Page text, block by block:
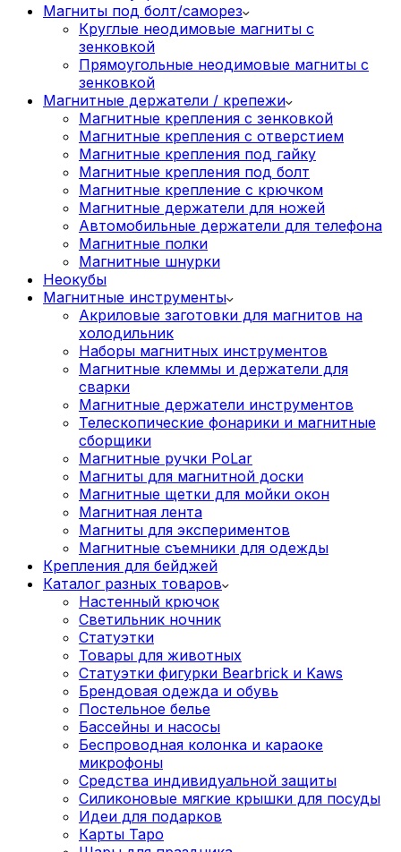
Магниты под болт/саморез
Круглые неодимовые магниты с
зенковкой
Прямоугольные неодимовые магниты с
зенковкой
Магнитные держатели / крепежи
Магнитные крепления с зенковкой
Магнитные крепления с отверстием
Магнитные крепления под гайку
Магнитные крепления под болт
Магнитные крепление с крючком
Магнитные держатели для ножей
Автомобильные держатели для телефона
Магнитные полки
Магнитные шнурки
Неокубы
Магнитные инструменты
Акриловые заготовки для магнитов на
холодильник
Наборы магнитных инструментов
Магнитные клеммы и держатели для
сварки
Магнитные держатели инструментов
Телескопические фонарики и магнитные
сборщики
Магнитные ручки PoLar
Магниты для магнитной доски
Магнитные щетки для мойки окон
Магнитная лента
Магниты для экспериментов
Магнитные съемники для одежды
Крепления для бейджей
Каталог разных товаров
Настенный крючок
Светильник ночник
Статуэтки
Товары для животных
Статуэтки фигурки Bearbrick и Kaws
Брендовая одежда и обувь
Постельное белье
Бассейны и насосы
Беспроводная колонка и караоке
микрофоны
Средства индивидуальной защиты
Силиконовые мягкие крышки для посуды
Идеи для подарков
Карты Таро